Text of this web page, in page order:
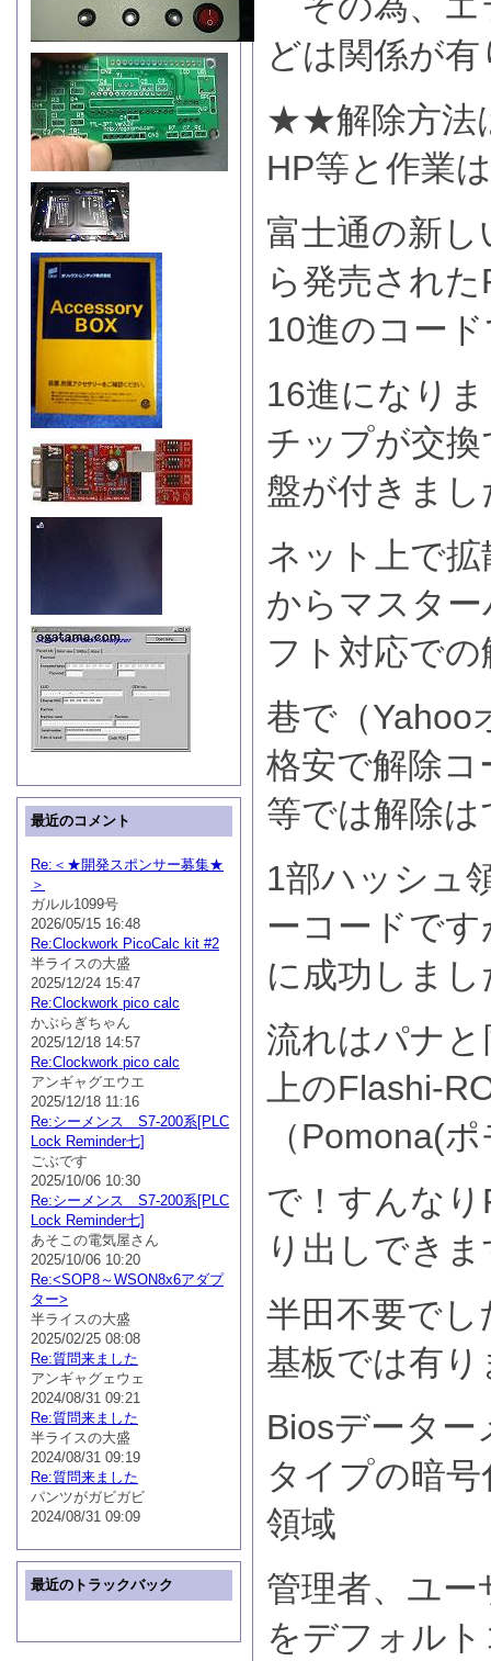
どは関係が
★★解除方法
HP等と作業
富士通の新
ら発売され
10進のコー
16進になり
チップが交
盤が付きまし
ネット上で
からマスタ
フト対応で
巷で（Yahoo
格安で解除
等では解除
1部ハッシュ
ーコードで
に成功しまし
流れはパナ
上のFlashi-
（Pomona(
で！すんな
り出しでき
半田不要で
基板では有
Biosデーター
タイプの暗
領域
管理者、ユ
をデフォル
最近のコメント
Re:＜★開発スポンサー募集★
＞
ガルル1099号
2026/05/15 16:48
Re:Clockwork PicoCalc kit #2
半ライスの大盛
2025/12/24 15:47
Re:Clockwork pico calc
かぶらぎちゃん
2025/12/18 14:57
Re:Clockwork pico calc
アンギャグエウエ
2025/12/18 11:16
Re:シーメンス S7-200系[PLC
Lock Reminder七]
ごぶです
2025/10/06 10:30
Re:シーメンス S7-200系[PLC
Lock Reminder七]
あそこの電気屋さん
2025/10/06 10:20
Re:<SOP8～WSON8x6アダプ
ター>
半ライスの大盛
2025/02/25 08:08
Re:質問来ました
アンギャグェウェ
2024/08/31 09:21
Re:質問来ました
半ライスの大盛
2024/08/31 09:19
Re:質問来ました
パンツがガビガビ
2024/08/31 09:09
最近のトラックバック